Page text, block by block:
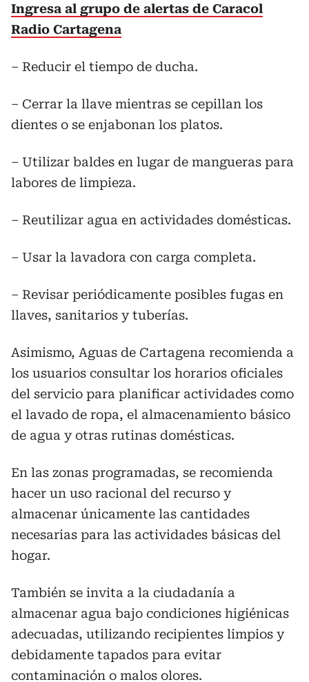
Ingresa al grupo de alertas de Caracol
Radio Cartagena
– Reducir el tiempo de ducha.
– Cerrar la llave mientras se cepillan los
dientes o se enjabonan los platos.
– Utilizar baldes en lugar de mangueras para
labores de limpieza.
– Reutilizar agua en actividades domésticas.
– Usar la lavadora con carga completa.
– Revisar periódicamente posibles fugas en
llaves, sanitarios y tuberías.
Asimismo, Aguas de Cartagena recomienda a
los usuarios consultar los horarios oficiales
del servicio para planificar actividades como
el lavado de ropa, el almacenamiento básico
de agua y otras rutinas domésticas.
En las zonas programadas, se recomienda
hacer un uso racional del recurso y
almacenar únicamente las cantidades
necesarias para las actividades básicas del
hogar.
También se invita a la ciudadanía a
almacenar agua bajo condiciones higiénicas
adecuadas, utilizando recipientes limpios y
debidamente tapados para evitar
contaminación o malos olores.